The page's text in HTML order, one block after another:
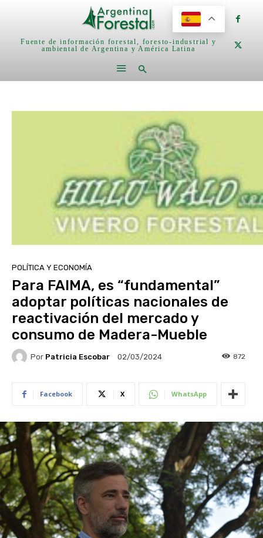
Fuente de información forestal, foresto-industrial y
ambiental de Argentina y América Latina
POLÍTICA Y ECONOMÍA
Para FAIMA, es “fundamental”
adoptar políticas nacionales de
reactivación del mercado y
consumo de Madera-Mueble
Por Patricia Escobar 02/03/2024 872
Facebook X WhatsApp